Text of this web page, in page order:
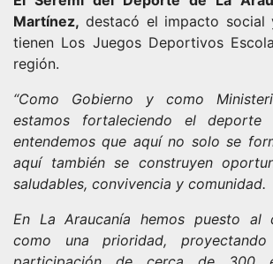
Martínez, destacó el impacto social
tienen Los Juegos Deportivos
región.
“Como Gobierno y como
estamos fortaleciendo el deporte
entendemos que aquí no solo se
aquí también se construyen
saludables, convivencia y comunidad.
En La Araucanía hemos puesto al
como una prioridad,